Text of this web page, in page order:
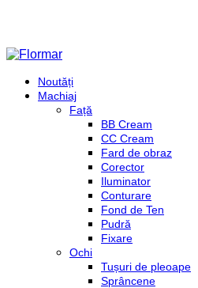
Noutăți
Machiaj
Față
BB Cream
CC Cream
Fard de obraz
Corector
Iluminator
Conturare
Fond de Ten
Pudră
Fixare
Ochi
Tușuri de pleoape
Sprâncene